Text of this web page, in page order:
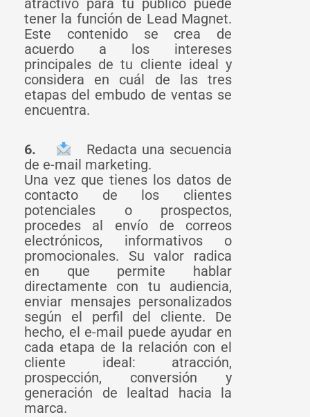
atractivo para tu público puede
tener la función de Lead Magnet.
Este contenido se crea de
acuerdo a los intereses
principales de tu cliente ideal y
considera en cuál de las tres
etapas del embudo de ventas se
encuentra.
6.
Redacta una secuencia
de e-mail marketing.
Una vez que tienes los datos de
contacto de los clientes
potenciales o prospectos,
procedes al envío de correos
electrónicos, informativos o
promocionales. Su valor radica
en que permite hablar
directamente con tu audiencia,
enviar mensajes personalizados
según el perfil del cliente. De
hecho, el e-mail puede ayudar en
cada etapa de la relación con el
cliente ideal: atracción,
prospección, conversión y
generación de lealtad hacia la
marca.